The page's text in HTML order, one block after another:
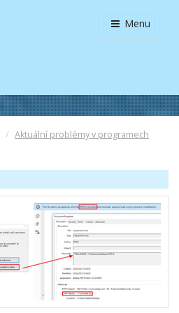
Menu
Aktuální problémy v programech